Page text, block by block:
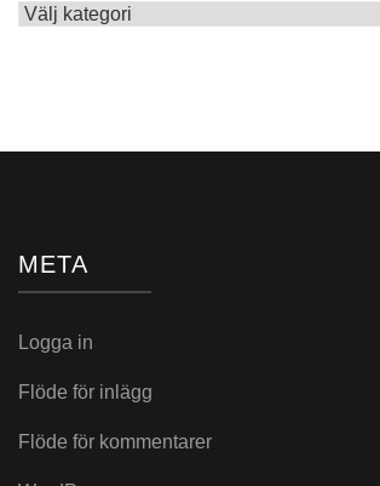
Skrivet
META
Logga in
Flöde för inlägg
Flöde för kommentarer